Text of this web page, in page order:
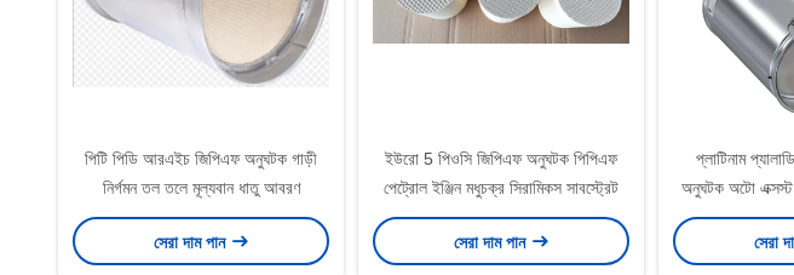
পিটি পিডি আরএইচ জিপিএফ অনুঘটক গাড়ী
নির্গমন তল তলে মূল্যবান ধাতু আবরণ
সেরা দাম পান
ইউরো 5 পিওসি জিপিএফ অনুঘটক পিপিএফ
পেট্রোল ইঞ্জিন মধুচক্র সিরামিকস সাবস্ট্রেট
সেরা দাম পান
প্লাটিনাম
অনুঘটক অটো
সেরা